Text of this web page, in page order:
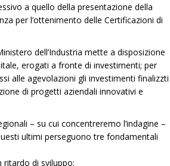
a quello della presentazione della
per l’ottenimento delle Certificazioni di
dell’Industria mette a disposizione
erogati a fronte di investimenti; per
alle agevolazioni gli investimenti finalizzti
di progetti aziendali innovativi e
– su cui concentreremo l’indagine –
ultimi perseguono tre fondamentali
ritardo di sviluppo;